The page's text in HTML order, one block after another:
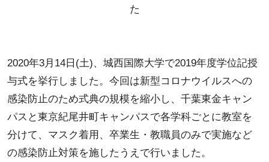
た
2020年3月14日(土)、城西国際大学で2019年度学位記授
与式を挙行しました。今回は新型コロナウイルスへの
感染防止のため式典の規模を縮小し、千葉東金キャン
パスと東京紀尾井町キャンパスで各学科ごとに教室を
分けて、マスク着用、卒業生・教職員のみで実施など
の感染防止対策を施したうえで行いました。